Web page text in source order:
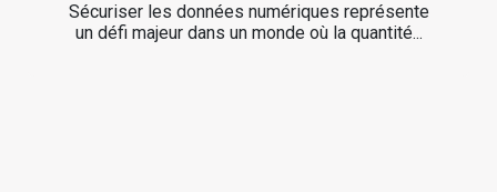
Sécuriser les données numériques représente
un défi majeur dans un monde où la quantité...